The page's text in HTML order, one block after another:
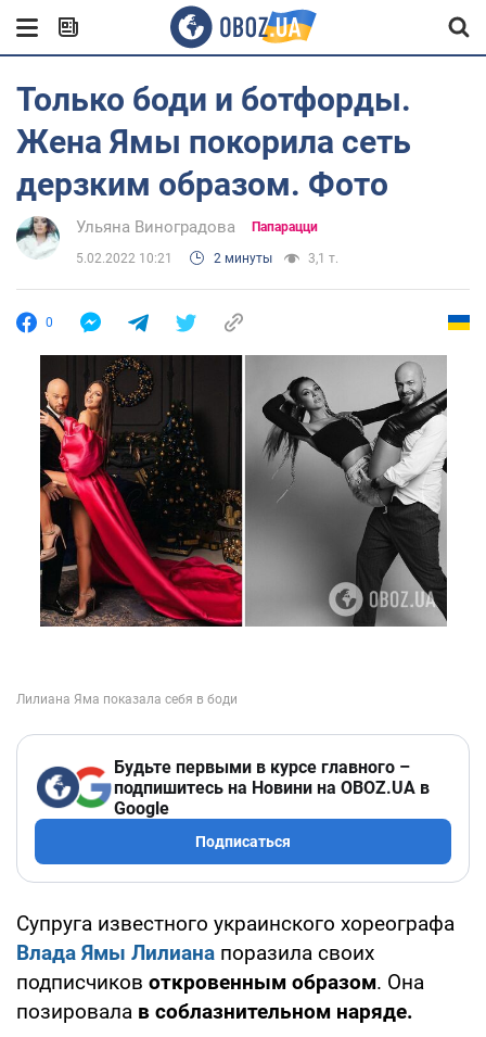
Только боди и ботфорды.
Жена Ямы покорила сеть
дерзким образом. Фото
Ульяна Виноградова Папарацци
5.02.2022 10:21 2 минуты 3,1 т.
0
Будьте первыми в курсе главного –
подпишитесь на Новини на OBOZ.UA в
Google
Подписаться
Супруга известного украинского хореографа
Влада Ямы Лилиана поразила своих
подписчиков откровенным образом. Она
позировала в соблазнительном наряде.